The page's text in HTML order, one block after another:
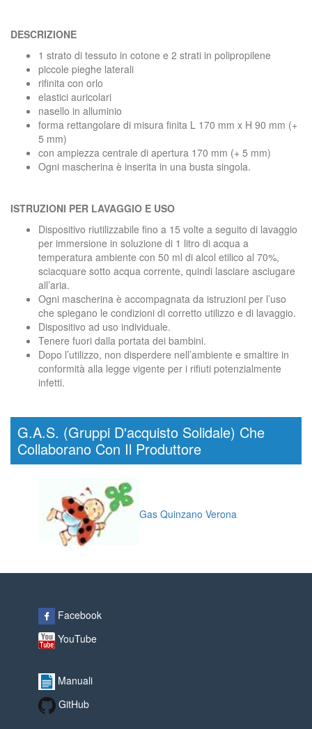
DESCRIZIONE
1 strato di tessuto in cotone e 2 strati in polipropilene
piccole pieghe laterali
rifinita con orlo
elastici auricolari
nasello in alluminio
forma rettangolare di misura finita L 170 mm x H 90 mm (+
5 mm)
con ampiezza centrale di apertura 170 mm (+ 5 mm)
Ogni mascherina è inserita in una busta singola.
ISTRUZIONI PER LAVAGGIO E USO
Dispositivo riutilizzabile fino a 15 volte a seguito di lavaggio
per immersione in soluzione di 1 litro di acqua a
temperatura ambiente con 50 ml di alcol etilico al 70%,
sciacquare sotto acqua corrente, quindi lasciare asciugare
all’aria.
Ogni mascherina è accompagnata da istruzioni per l’uso
che spiegano le condizioni di corretto utilizzo e di lavaggio.
Dispositivo ad uso individuale.
Tenere fuori dalla portata dei bambini.
Dopo l’utilizzo, non disperdere nell’ambiente e smaltire in
conformità alla legge vigente per i rifiuti potenzialmente
infetti.
G.A.S. (Gruppi D'acquisto Solidale) Che
Collaborano Con Il Produttore
Gas Quinzano Verona
Facebook
YouTube
Manuali
GitHub